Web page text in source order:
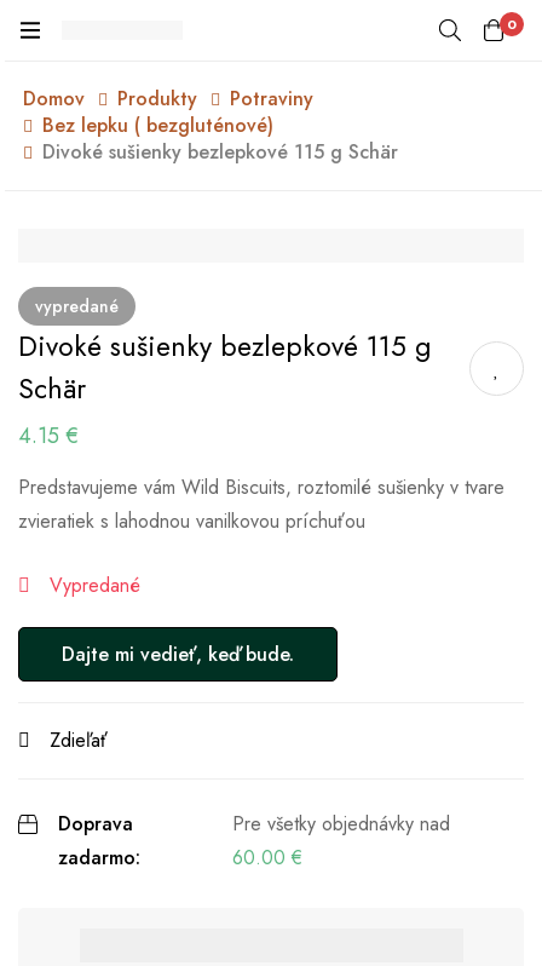
0
Domov Produkty
Potraviny
Bez lepku ( bezgluténové)
Divoké sušienky bezlepkové 115 g Schär
vypredané
Divoké sušienky bezlepkové 115 g
Schär
4.15 €
Predstavujeme vám Wild Biscuits, roztomilé sušienky v tvare
zvieratiek s lahodnou vanilkovou príchuťou
Vypredané
Zdieľať
Doprava
zadarmo:
Pre všetky objednávky nad
60.00 €